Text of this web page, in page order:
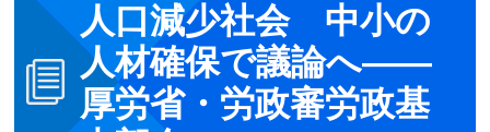
人口減少社会 中小の
人材確保で議論へ――
厚労省・労政審労政基